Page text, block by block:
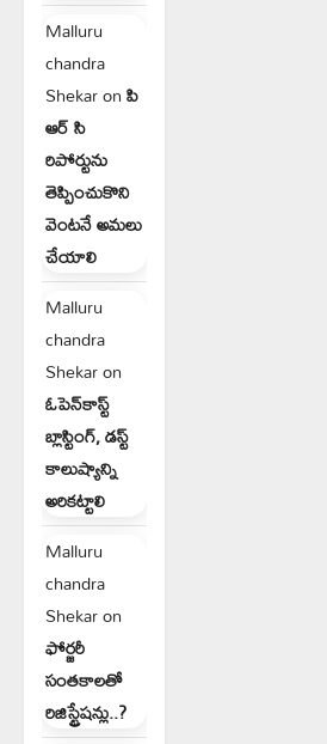
Malluru
chandra
Shekaronపి
ఆర్ సి
రిపోర్టును
తెప్పించుకొని
వెంటనే అమలు
చేయాలి
Malluru
chandra
Shekaron
ఓపెన్‌కాస్ట్
బ్లాస్టింగ్, డస్ట్
కాలుష్యాన్ని
అరికట్టాలి
Malluru
chandra
Shekaron
ఫోర్జరీ
సంతకాలతో
రిజిస్ట్రేషన్లు..?